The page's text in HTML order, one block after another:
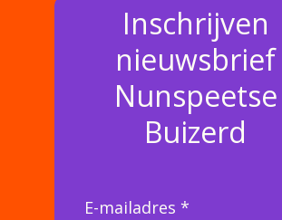
Inschrijven
nieuwsbrief
Nunspeetse
Buizerd
E-mailadres *